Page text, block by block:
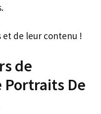
et de leur contenu !
de
Portraits De